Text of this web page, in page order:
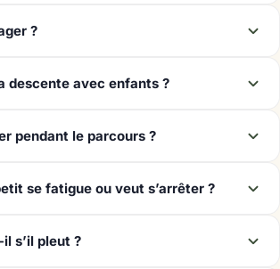
?
descente avec enfants ?
pendant le parcours ?
se fatigue ou veut s’arrêter ?
s’il pleut ?